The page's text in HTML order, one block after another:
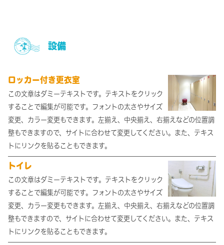
設備
ロッカー付き更衣室
この文章はダミーテキストです。テキストをクリック
することで編集が可能です。フォントの太さやサイズ
変更、カラー変更もできます。左揃え、中央揃え、右揃えなどの位置調
整もできますので、サイトに合わせて変更してください。また、テキス
トにリンクを貼ることもできます。
トイレ
この文章はダミーテキストです。テキストをクリック
することで編集が可能です。フォントの太さやサイズ
変更、カラー変更もできます。左揃え、中央揃え、右揃えなどの位置調
整もできますので、サイトに合わせて変更してください。また、テキス
トにリンクを貼ることもできます。